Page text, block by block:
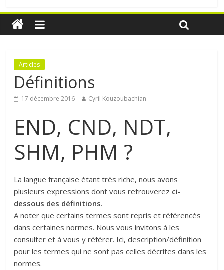
Articles
Définitions
17 décembre 2016 Cyril Kouzoubachian
END, CND, NDT,
SHM, PHM ?
La langue française étant très riche, nous avons
plusieurs expressions dont vous retrouverez ci-
dessous des définitions.
A noter que certains termes sont repris et référencés
dans certaines normes. Nous vous invitons à les
consulter et à vous y référer. Ici, description/définition
pour les termes qui ne sont pas celles décrites dans les
normes.